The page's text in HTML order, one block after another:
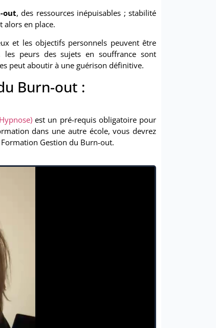
out, des ressources inépuisables ; stabilité
alors en place.
et les objectifs personnels peuvent être
les peurs des sujets en souffrance sont
peut aboutir à une guérison définitive.
Burn-out :
est un pré-requis obligatoire pour
dans une autre école, vous devrez
Gestion du Burn-out.